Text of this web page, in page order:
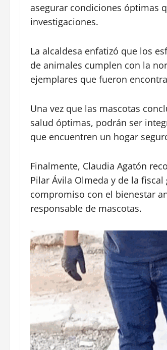
asegurar condiciones óptimas
investigaciones.
La alcaldesa enfatizó que los
de animales cumplen con la
ejemplares que fueron
Una vez que las mascotas
salud óptimas, podrán ser
que encuentren un hogar
Finalmente, Claudia Agatón
Pilar Ávila Olmeda y de la
compromiso con el bienestar
responsable de mascotas.